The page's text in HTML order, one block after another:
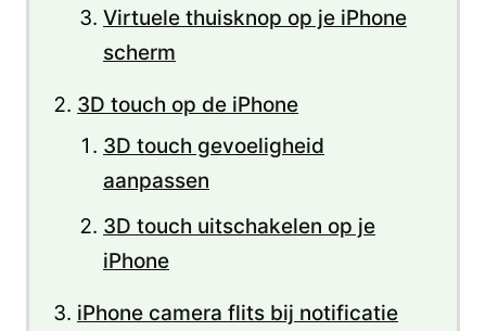
Virtuele thuisknop op je iPhone
scherm
3D touch op de iPhone
3D touch gevoeligheid
aanpassen
3D touch uitschakelen op je
iPhone
iPhone camera flits bij notificatie